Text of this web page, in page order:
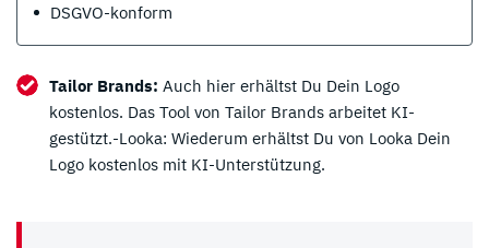
DSGVO-konform
Tailor Brands: Auch hier erhältst Du Dein Logo
kostenlos. Das Tool von Tailor Brands arbeitet KI-
gestützt.-Looka: Wiederum erhältst Du von Looka Dein
Logo kostenlos mit KI-Unterstützung.